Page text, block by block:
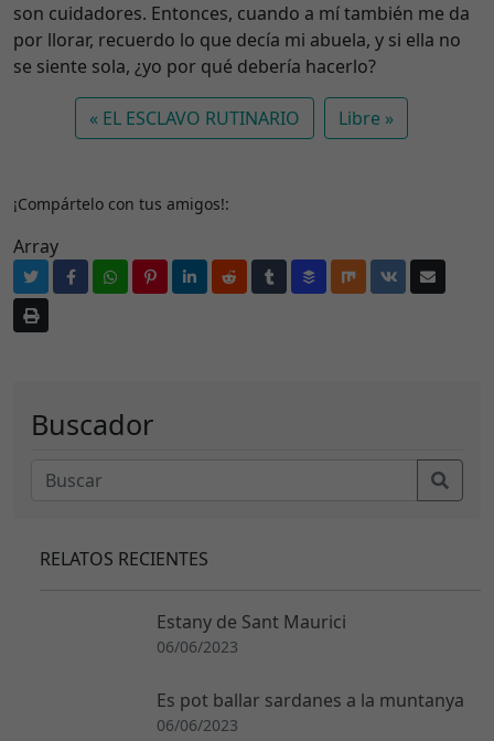
son cuidadores. Entonces, cuando a mí también me da
por llorar, recuerdo lo que decía mi abuela, y si ella no
se siente sola, ¿yo por qué debería hacerlo?
EL ESCLAVO RUTINARIO Libre
¡Compártelo con tus amigos!:
Array
Buscador
RELATOS RECIENTES
Estany de Sant Maurici
06/06/2023